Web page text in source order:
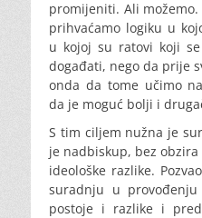
promijeniti. Ali
prihvaćamo logiku u
u kojoj su ratovi koji
događati, nego da prije
onda da tome učimo
da je moguć bolji i
S tim ciljem nužna je
je nadbiskup, bez
ideološke razlike.
suradnju u provođenju
postoje i razlike i